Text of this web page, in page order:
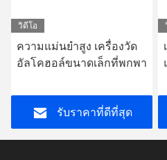
วิดีโอ
ความแม่นยําสูง เครื่องวัด
อัลโคฮอล์ขนาดเล็กที่พกพา
รับราคาที่ดีที่สุด